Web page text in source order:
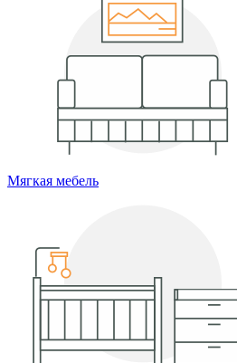
Мягкая мебель